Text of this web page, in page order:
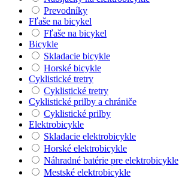
Prevodníky
Fľaše na bicykel
Fľaše na bicykel
Bicykle
Skladacie bicykle
Horské bicykle
Cyklistické tretry
Cyklistické tretry
Cyklistické prilby a chrániče
Cyklistické prilby
Elektrobicykle
Skladacie elektrobicykle
Horské elektrobicykle
Náhradné batérie pre elektrobicykle
Mestské elektrobicykle